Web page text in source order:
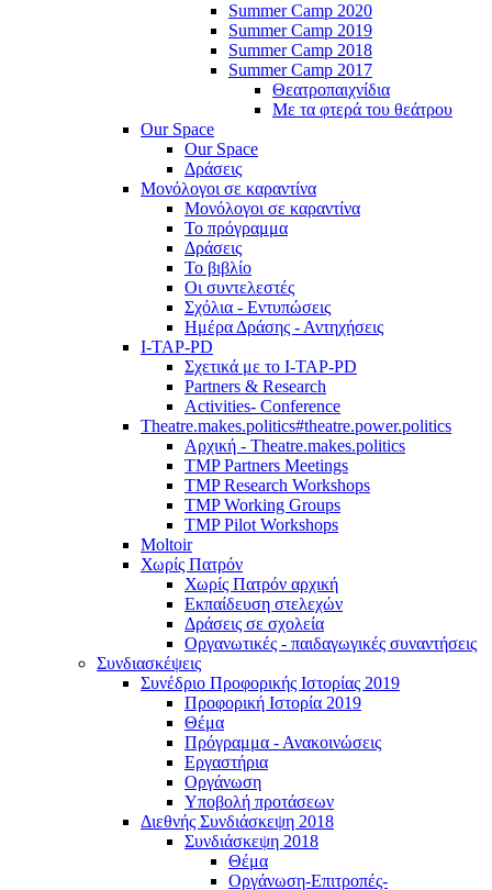
Summer Camp 2020
Summer Camp 2019
Summer Camp 2018
Summer Camp 2017
Θεατροπαιχνίδια
Με τα φτερά του θεάτρου
Our Space
Our Space
Δράσεις
Μονόλογοι σε καραντίνα
Μονόλογοι σε καραντίνα
Το πρόγραμμα
Δράσεις
Το βιβλίο
Οι συντελεστές
Σχόλια - Εντυπώσεις
Ημέρα Δράσης - Αντηχήσεις
I-TAP-PD
Σχετικά με το I-TAP-PD
Partners & Research
Activities- Conference
Theatre.makes.politics#theatre.power.politics
Αρχική - Theatre.makes.politics
TMP Partners Meetings
TMP Research Workshops
TMP Working Groups
TMP Pilot Workshops
Moltoir
Χωρίς Πατρόν
Χωρίς Πατρόν αρχική
Εκπαίδευση στελεχών
Δράσεις σε σχολεία
Οργανωτικές - παιδαγωγικές συναντήσεις
Συνδιασκέψεις
Συνέδριο Προφορικής Ιστορίας 2019
Προφορική Ιστορία 2019
Θέμα
Πρόγραμμα - Ανακοινώσεις
Εργαστήρια
Οργάνωση
Υποβολή προτάσεων
Διεθνής Συνδιάσκεψη 2018
Συνδιάσκεψη 2018
Θέμα
Οργάνωση-Επιτροπές-